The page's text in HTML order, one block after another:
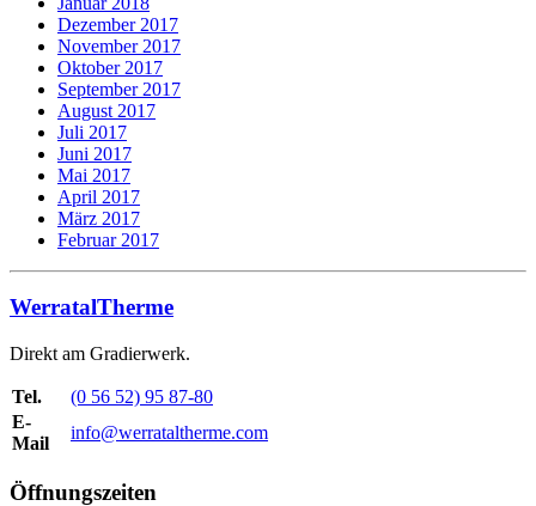
Dezember 2017
November 2017
Oktober 2017
September 2017
August 2017
Juli 2017
Juni 2017
Mai 2017
April 2017
März 2017
Februar 2017
WerratalTherme
Direkt am Gradierwerk.
Tel.
(0 56 52) 95 87-80
E-
Mail
info@werrataltherme.com
Öffnungszeiten